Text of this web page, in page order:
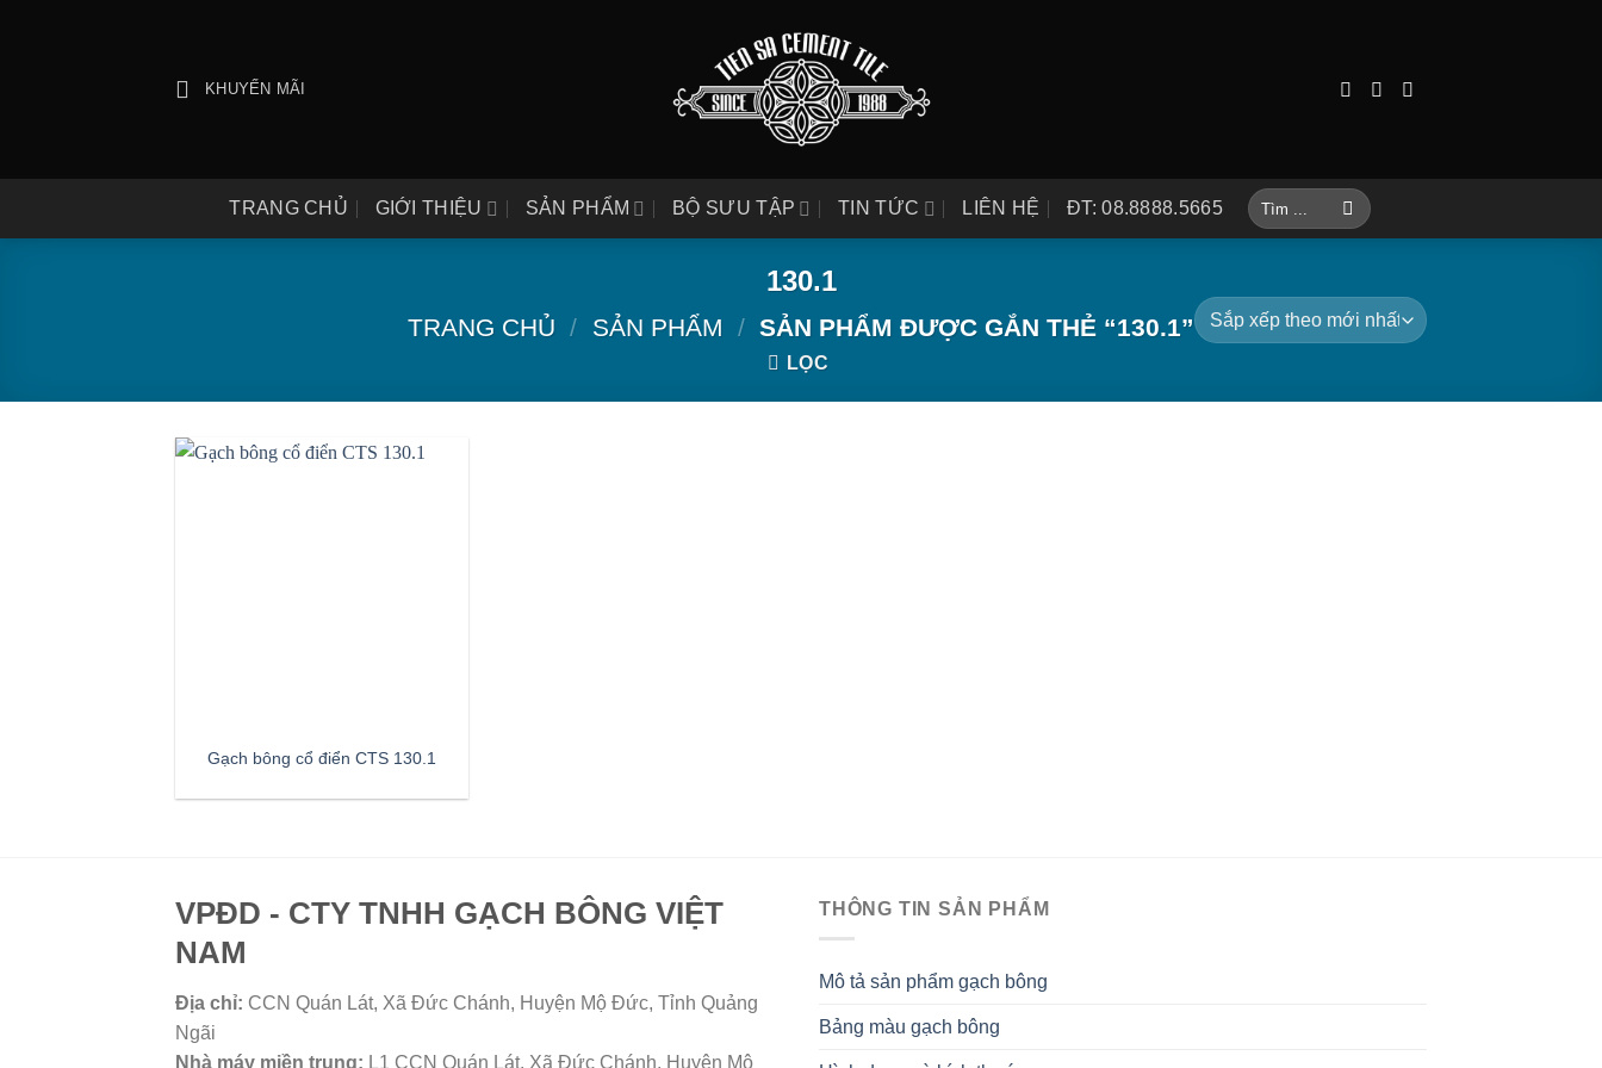
KHUYẾN MÃI
TRANG CHỦ GIỚI THIỆU SẢN PHẨM BỘ SƯU TẬP TIN TỨC LIÊN HỆ ĐT: 08.8888.5665
Tìm
kiếm:
130.1
TRANG CHỦ / SẢN PHẨM / SẢN PHẨM ĐƯỢC GẮN THẺ “130.1”
LỌC
Gạch bông cổ điển CTS 130.1
VPĐD - CTY TNHH GẠCH BÔNG VIỆT
NAM
Địa chỉ: CCN Quán Lát, Xã Đức Chánh, Huyện Mộ Đức, Tỉnh Quảng
Ngãi
Nhà máy miền trung: L1 CCN Quán Lát, Xã Đức Chánh, Huyện Mộ
THÔNG TIN SẢN PHẨM
Mô tả sản phẩm gạch bông
Bảng màu gạch bông